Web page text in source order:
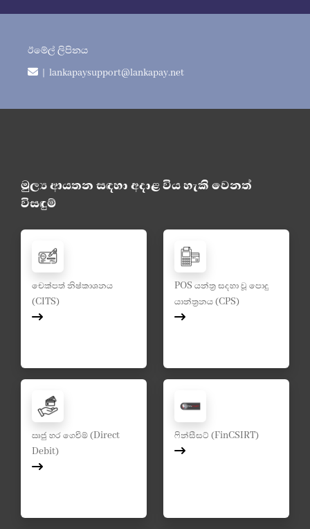
ඊමේල් ලිපිනය
| lankapaysupport@lankapay.net
මුල්‍ය ආයතන සඳහා අදාළ විය හැකි වෙනත්
විසඳුම්
චෙක්පත් නිෂ්කාශනය
(CITS)
POS යන්ත්‍ර සදහා වූ පොදු
යාන්ත්‍රනය (CPS)
ඍජු හර ගෙවීම් (Direct
Debit)
ෆින්සීසට් (FinCSIRT)